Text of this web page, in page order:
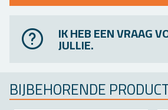
IK HEB EEN VRAAG
JULLIE.
BIJ­BE­HO­REN­DE